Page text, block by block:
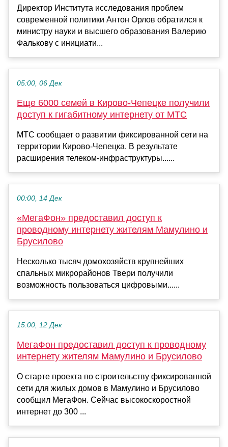
Директор Института исследования проблем
современной политики Антон Орлов обратился к
министру науки и высшего образования Валерию
Фалькову с инициати...
05:00, 06 Дек
Еще 6000 семей в Кирово-Чепецке получили
доступ к гигабитному интернету от МТС
МТС сообщает о развитии фиксированной сети на
территории Кирово-Чепецка. В результате
расширения телеком-инфраструктуры......
00:00, 14 Дек
«МегаФон» предоставил доступ к
проводному интернету жителям Мамулино и
Брусилово
Несколько тысяч домохозяйств крупнейших
спальных микрорайонов Твери получили
возможность пользоваться цифровыми......
15:00, 12 Дек
МегаФон предоставил доступ к проводному
интернету жителям Мамулино и Брусилово
О старте проекта по строительству фиксированной
сети для жилых домов в Мамулино и Брусилово
сообщил МегаФон. Сейчас высокоскоростной
интернет до 300 ...